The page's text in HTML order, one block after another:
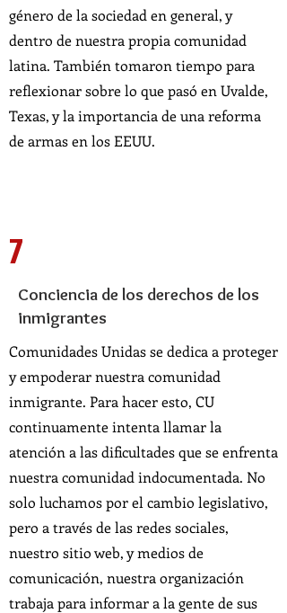
género de la sociedad en general, y
dentro de nuestra propia comunidad
latina. También tomaron tiempo para
reflexionar sobre lo que pasó en Uvalde,
Texas, y la importancia de una reforma
de armas en los EEUU.
7
Conciencia de los derechos de los
inmigrantes
Comunidades Unidas se dedica a proteger
y empoderar nuestra comunidad
inmigrante. Para hacer esto, CU
continuamente intenta llamar la
atención a las dificultades que se enfrenta
nuestra comunidad indocumentada. No
solo luchamos por el cambio legislativo,
pero a través de las redes sociales,
nuestro sitio web, y medios de
comunicación, nuestra organización
trabaja para informar a la gente de sus